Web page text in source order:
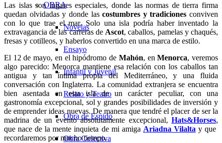
OBRA
Novelas
Ensayo
Infantil y Juvenil
Relato y Teatro
Obra de Espido
Obra Colectiva
Las islas son lugares especiales, donde las normas de tierra firma
quedan olvidadas y donde lascostumbres y tradiciones conviven
con lo que trae el mar. Solo una isla podría haber inventado la
extravagancia de las carreras de Ascot, caballos, pamelas y chaqués,
fresas y cotilleos, y haberlos convertido en una marca de estilo.
El 12 de mayo, en el hipódromo de Mahón, enMenorca, veremos
algo parecido: Menorca mantiene esa relación con los caballos tan
antigua y tan íntima propia del Mediterráneo, y una fluida
conversación con Inglaterra. La comunidad extranjera se encuentra
bien asentada en esta isla de un carácter peculiar, con una
gastronomía excepcional, sol y grandes posibilidades de inversión y
de emprender ideas nuevas. De manera que tendré el placer de ser la
madrina de un evento absolutamente excepcional, Hats&Horses,
que nace de la mente inquieta de mi amiga Ariadna Vilalta y que
recordaremos por mucho tiempo.